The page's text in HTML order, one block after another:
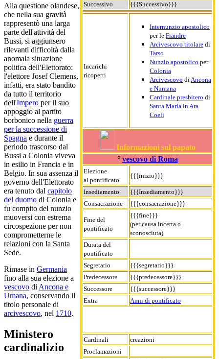
Successivo
{{{Successivo}}}
Incarichi
ricoperti
Internunzio apostolico
per le Fiandre
Arcivescovo titolare di
Tarso
Nunzio apostolico per
Colonia
Arcivescovo diAncona
e Numana
Cardinale presbitero di
Santa Maria in Ara
Coeli
Informazioni sul papato
° vescovo di Roma
Elezione
al pontificato
{{{inizio}}}
Insediamento
{{{Insediamento}}}
Consacrazione
{{{consacrazione}}}
Fine del
pontificato
{{{fine}}}
(per causa incerta o
sconosciuta)
Durata del
pontificato
Segretario
{{{segretario}}}
Predecessore
{{{predecessore}}}
Successore
{{{successore}}}
Extra
Anni di pontificato
Cardinali
creazioni
Proclamazioni
Alla questione olandese,
che nella sua gravità
rappresentò una larga
parte dell'attività del
Bussi, si aggiunsero
rilevanti difficoltà dalla
anomala situazione
politica dell'Elettorato:
l'elettore Josef Clemens,
infatti, era stato bandito
da tutto il territorio
dell'Impero per il suo
appoggio al partito
borbonico nella guerra
per la successione di
Spagna e durante il
periodo trascorso dal
Bussi a Colonia viveva
in esilio in Francia e in
Belgio. In sua assenza il
governo dell'Elettorato
era tenuto dal capitolo
del duomo di Colonia e
fu compito del nunzio
muoversi con estrema
circospezione per non
comprometterne le
relazioni con la Santa
Sede.
Rimase in Germania
fino alla sua elezione a
vescovo di Ancona e
Umana, conservando il
titolo personale di
arcivescovo, nel 1710.
Ministero
cardinalizio